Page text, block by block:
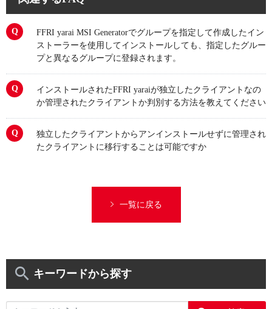
キーワードから探す
FFRI yarai MSI Generatorでグループを指定して作成したイン
ストーラーを使用してインストールしても、指定したグルー
プと異なるグループに登録されます。
インストールされたFFRI yaraiが独立したクライアントなの
か管理されたクライアントか判別する方法を教えてください
独立したクライアントからアンインストールせずに管理され
たクライアントに移行することは可能ですか
一覧に戻る